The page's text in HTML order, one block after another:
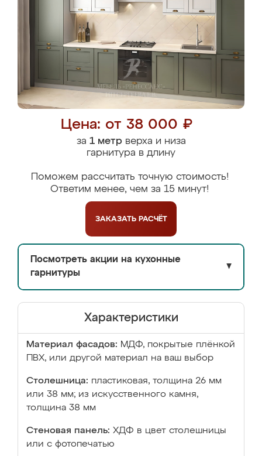
Цена: от 38 000 ₽
за 1 метрверха и низа
гарнитура в длину
Поможем рассчитать точную стоимость!
Ответим менее, чем за 15 минут!
ЗАКАЗАТЬ РАСЧЁТ
Посмотреть акции на кухонные
гарнитуры
▼
Характеристики
Материал фасадов: МДФ, покрытые плёнкой
ПВХ, или другой материал на ваш выбор
Столешница: пластиковая, толщина 26 мм
или 38 мм; из искусственного камня,
толщина 38 мм
Стеновая панель: ХДФ в цвет столешницы
или с фотопечатью